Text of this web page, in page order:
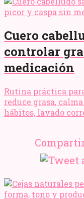
Cuero
controlar
medicación
Rutina práctica
reduce grasa,
hábitos, lavado